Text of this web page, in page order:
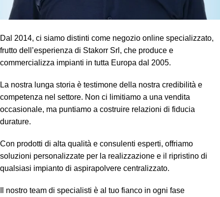
Dal 2014, ci siamo distinti come negozio online specializzato,
frutto dell’esperienza di Stakorr Srl, che produce e
commercializza impianti in tutta Europa dal 2005.
La nostra lunga storia è testimone della nostra credibilità e
competenza nel settore. Non ci limitiamo a una vendita
occasionale, ma puntiamo a costruire relazioni di fiducia
durature.
Con prodotti di alta qualità e consulenti esperti, offriamo
soluzioni personalizzate per la realizzazione e il ripristino di
qualsiasi impianto di aspirapolvere centralizzato.
Il nostro team di specialisti è al tuo fianco in ogni fase